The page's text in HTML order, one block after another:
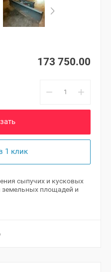
173 750.00
− +
1 клик
сыпучих и кусковых
площадей и